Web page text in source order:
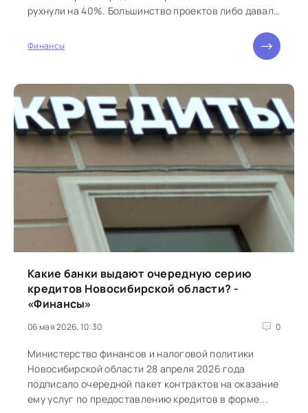
рухнули на 40%. Большинство проектов либо давали
Финансы
Какие банки выдают очередную серию
кредитов Новосибирской области? -
«Финансы»
06 мая 2026, 10:30 0
Министерство финансов и налоговой политики
Новосибирской области 28 апреля 2026 года
подписало очередной пакет контрактов на оказание
ему услуг по предоставлению кредитов в форме...